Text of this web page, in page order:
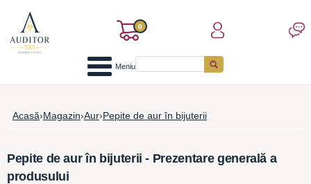
0
Meniu
Acasă›Magazin›Aur›Pepite de aur în bijuterii
Pepite de aur în bijuterii - Prezentare generală a
produsului